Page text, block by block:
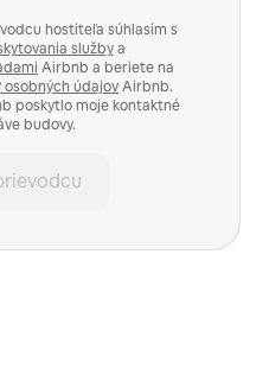
hostiteľa súhlasím s
službya
Airbnb a beriete na
osobných údajovAirbnb.
poskytlo moje kontaktné
budovy.